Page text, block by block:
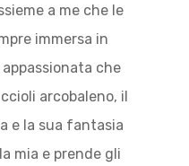
a me che le
immersa in
che
arcobaleno, il
e la sua fantasia
mia e prende gli